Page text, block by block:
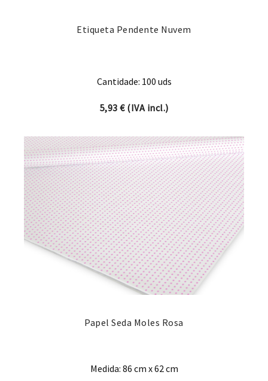
Etiqueta Pendente Nuvem
Cantidade: 100 uds
5,93 €(IVA incl.)
Papel Seda Moles Rosa
Medida: 86 cm x 62 cm